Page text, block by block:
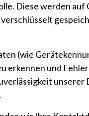
Diese werden
(wie
erkennen und